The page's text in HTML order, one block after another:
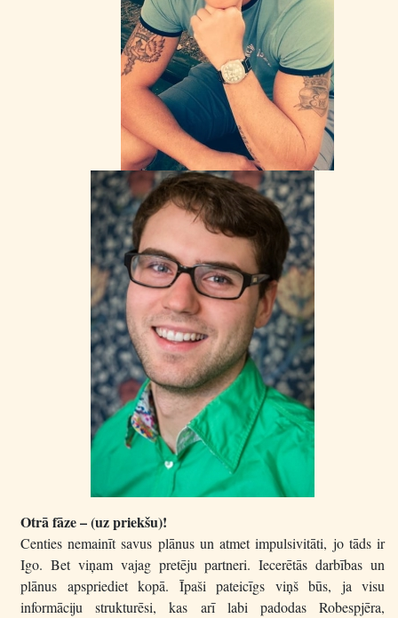
Otrā fāze – (uz priekšu)!
Centies nemainīt savus plānus un atmet impulsivitāti, jo tāds ir
Igo. Bet viņam vajag pretēju partneri. Iecerētās darbības un
plānus apspriediet kopā. Īpaši pateicīgs viņš būs, ja visu
informāciju strukturēsi, kas arī labi padodas Robespjēra,